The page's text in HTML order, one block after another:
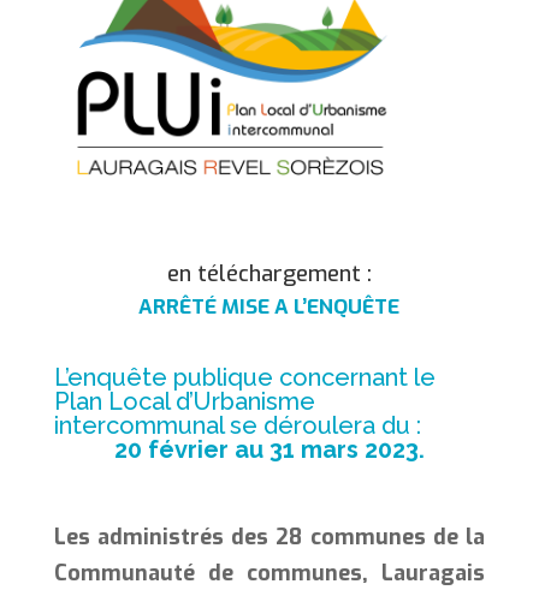
en téléchargement :
ARRÊTÉ MISE A L’ENQUÊTE
L’enquête publique concernant le
Plan Local d’Urbanisme
intercommunal se déroulera du :
20 février au 31 mars 2023.
Les administrés des 28 communes de la
Communauté de communes, Lauragais